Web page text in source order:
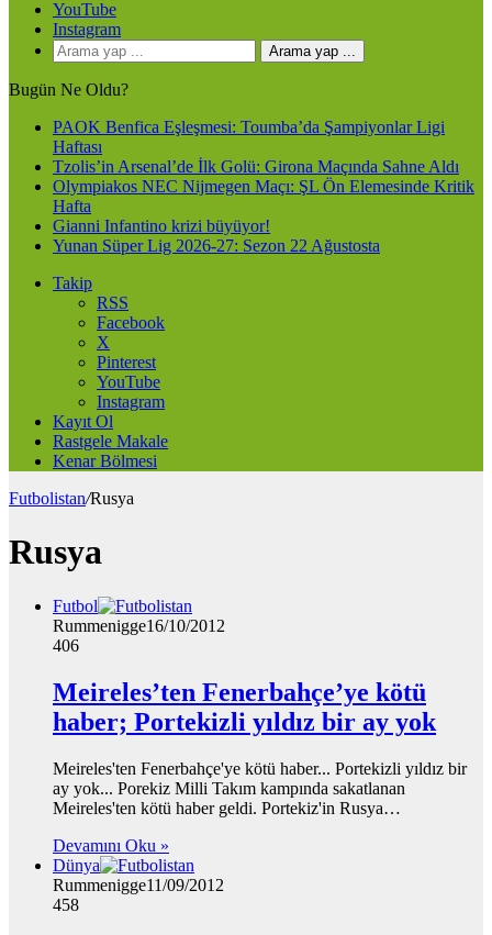
YouTube
Instagram
Arama yap ...
Bugün Ne Oldu?
PAOK Benfica Eşleşmesi: Toumba’da Şampiyonlar Ligi
Haftası
Tzolis’in Arsenal’de İlk Golü: Girona Maçında Sahne Aldı
Olympiakos NEC Nijmegen Maçı: ŞL Ön Elemesinde Kritik
Hafta
Gianni Infantino krizi büyüyor!
Yunan Süper Lig 2026-27: Sezon 22 Ağustosta
Takip
RSS
Facebook
X
Pinterest
YouTube
Instagram
Kayıt Ol
Rastgele Makale
Kenar Bölmesi
Futbolistan/Rusya
Rusya
Futbol
Rummenigge16/10/2012
406
Meireles’ten Fenerbahçe’ye kötü
haber; Portekizli yıldız bir ay yok
Meireles'ten Fenerbahçe'ye kötü haber... Portekizli yıldız bir
ay yok... Porekiz Milli Takım kampında sakatlanan
Meireles'ten kötü haber geldi. Portekiz'in Rusya…
Devamını Oku »
Dünya
Rummenigge11/09/2012
458